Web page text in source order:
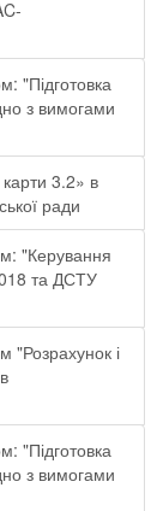
"Підготовка
з вимогами
3.2» в
ради
"Керування
та ДСТУ
"Розрахунок і
"Підготовка
з вимогами